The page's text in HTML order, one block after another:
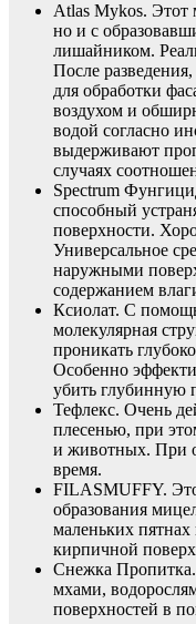
Atlas Mykos. Этот
но и с
лишайником.
После
для обработки
воздухом и
водой согласно
выдерживают
случаях
Spectrum
способный
поверхности.
Универсальное
наружными
содержанием
Ксиолат. С
молекулярная
проникать
Особенно
убить глубинную
Тефлекс. Очень
плесенью, при
и животных. При
время.
FILASMUFFY.
образования
маленьких
кирпичной
Снежка
мхами,
поверхностей в